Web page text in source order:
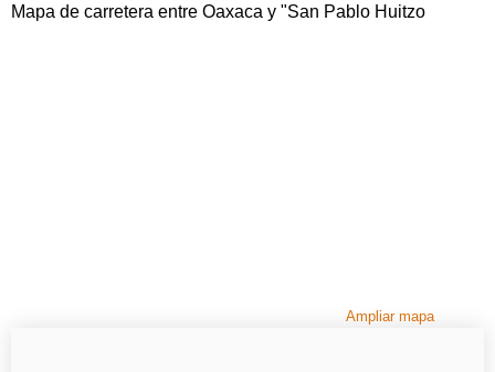
Mapa de carretera entre Oaxaca y "San Pablo Huitzo
Ampliar mapa